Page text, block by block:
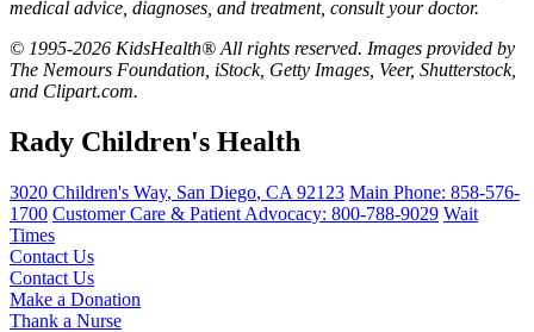
medical advice, diagnoses, and treatment, consult your doctor.
© 1995-2026 KidsHealth® All rights reserved. Images provided by
The Nemours Foundation, iStock, Getty Images, Veer, Shutterstock,
and Clipart.com.
Rady Children's Health
3020 Children's Way, San Diego, CA 92123 Main Phone: 858-576-
1700 Customer Care & Patient Advocacy: 800-788-9029 Wait
Times
Contact Us
Contact Us
Make a Donation
Thank a Nurse